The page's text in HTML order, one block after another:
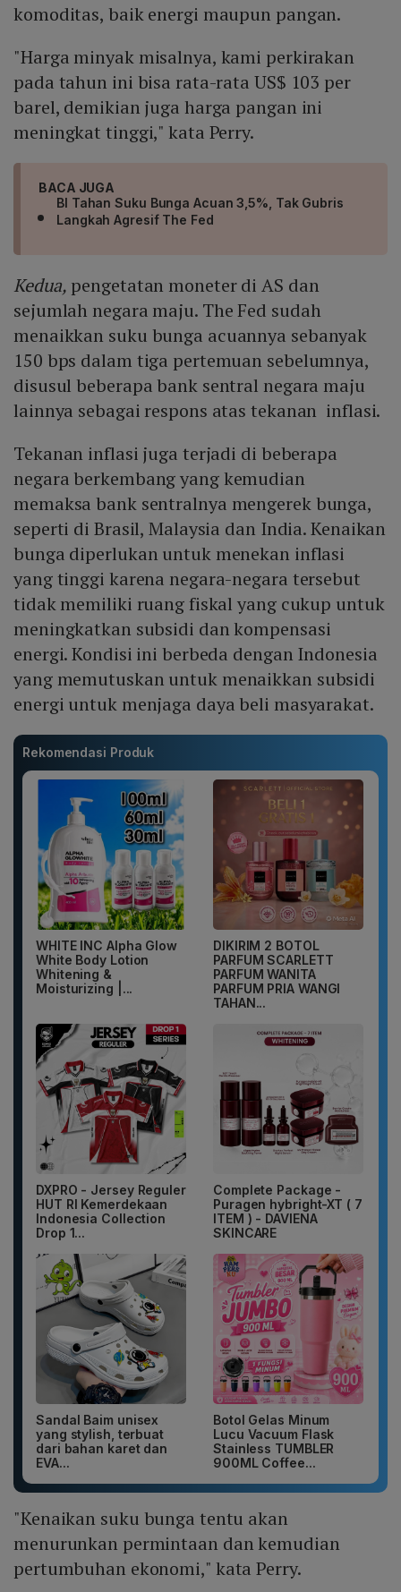
komoditas, baik energi maupun pangan.
"Harga minyak misalnya, kami perkirakan
pada tahun ini bisa rata-rata US$ 103 per
barel, demikian juga harga pangan ini
meningkat tinggi," kata Perry.
BACA JUGA
BI Tahan Suku Bunga Acuan 3,5%, Tak Gubris
Langkah Agresif The Fed
Kedua, pengetatan moneter di AS dan
sejumlah negara maju. The Fed sudah
menaikkan suku bunga acuannya sebanyak
150 bps dalam tiga pertemuan sebelumnya,
disusul beberapa bank sentral negara maju
lainnya sebagai respons atas tekanan inflasi.
Tekanan inflasi juga terjadi di beberapa
negara berkembang yang kemudian
memaksa bank sentralnya mengerek bunga,
seperti di Brasil, Malaysia dan India. Kenaikan
bunga diperlukan untuk menekan inflasi
yang tinggi karena negara-negara tersebut
tidak memiliki ruang fiskal yang cukup untuk
meningkatkan subsidi dan kompensasi
energi. Kondisi ini berbeda dengan Indonesia
yang memutuskan untuk menaikkan subsidi
energi untuk menjaga daya beli masyarakat.
Rekomendasi Produk
WHITE INC Alpha Glow
White Body Lotion
Whitening &
Moisturizing |...
DIKIRIM 2 BOTOL
PARFUM SCARLETT
PARFUM WANITA
PARFUM PRIA WANGI
TAHAN...
DXPRO - Jersey Reguler
HUT RI Kemerdekaan
Indonesia Collection
Drop 1...
Complete Package -
Puragen hybright-XT ( 7
ITEM ) - DAVIENA
SKINCARE
Sandal Baim unisex
yang stylish, terbuat
dari bahan karet dan
EVA...
Botol Gelas Minum
Lucu Vacuum Flask
Stainless TUMBLER
900ML Coffee...
"Kenaikan suku bunga tentu akan
menurunkan permintaan dan kemudian
pertumbuhan ekonomi," kata Perry.